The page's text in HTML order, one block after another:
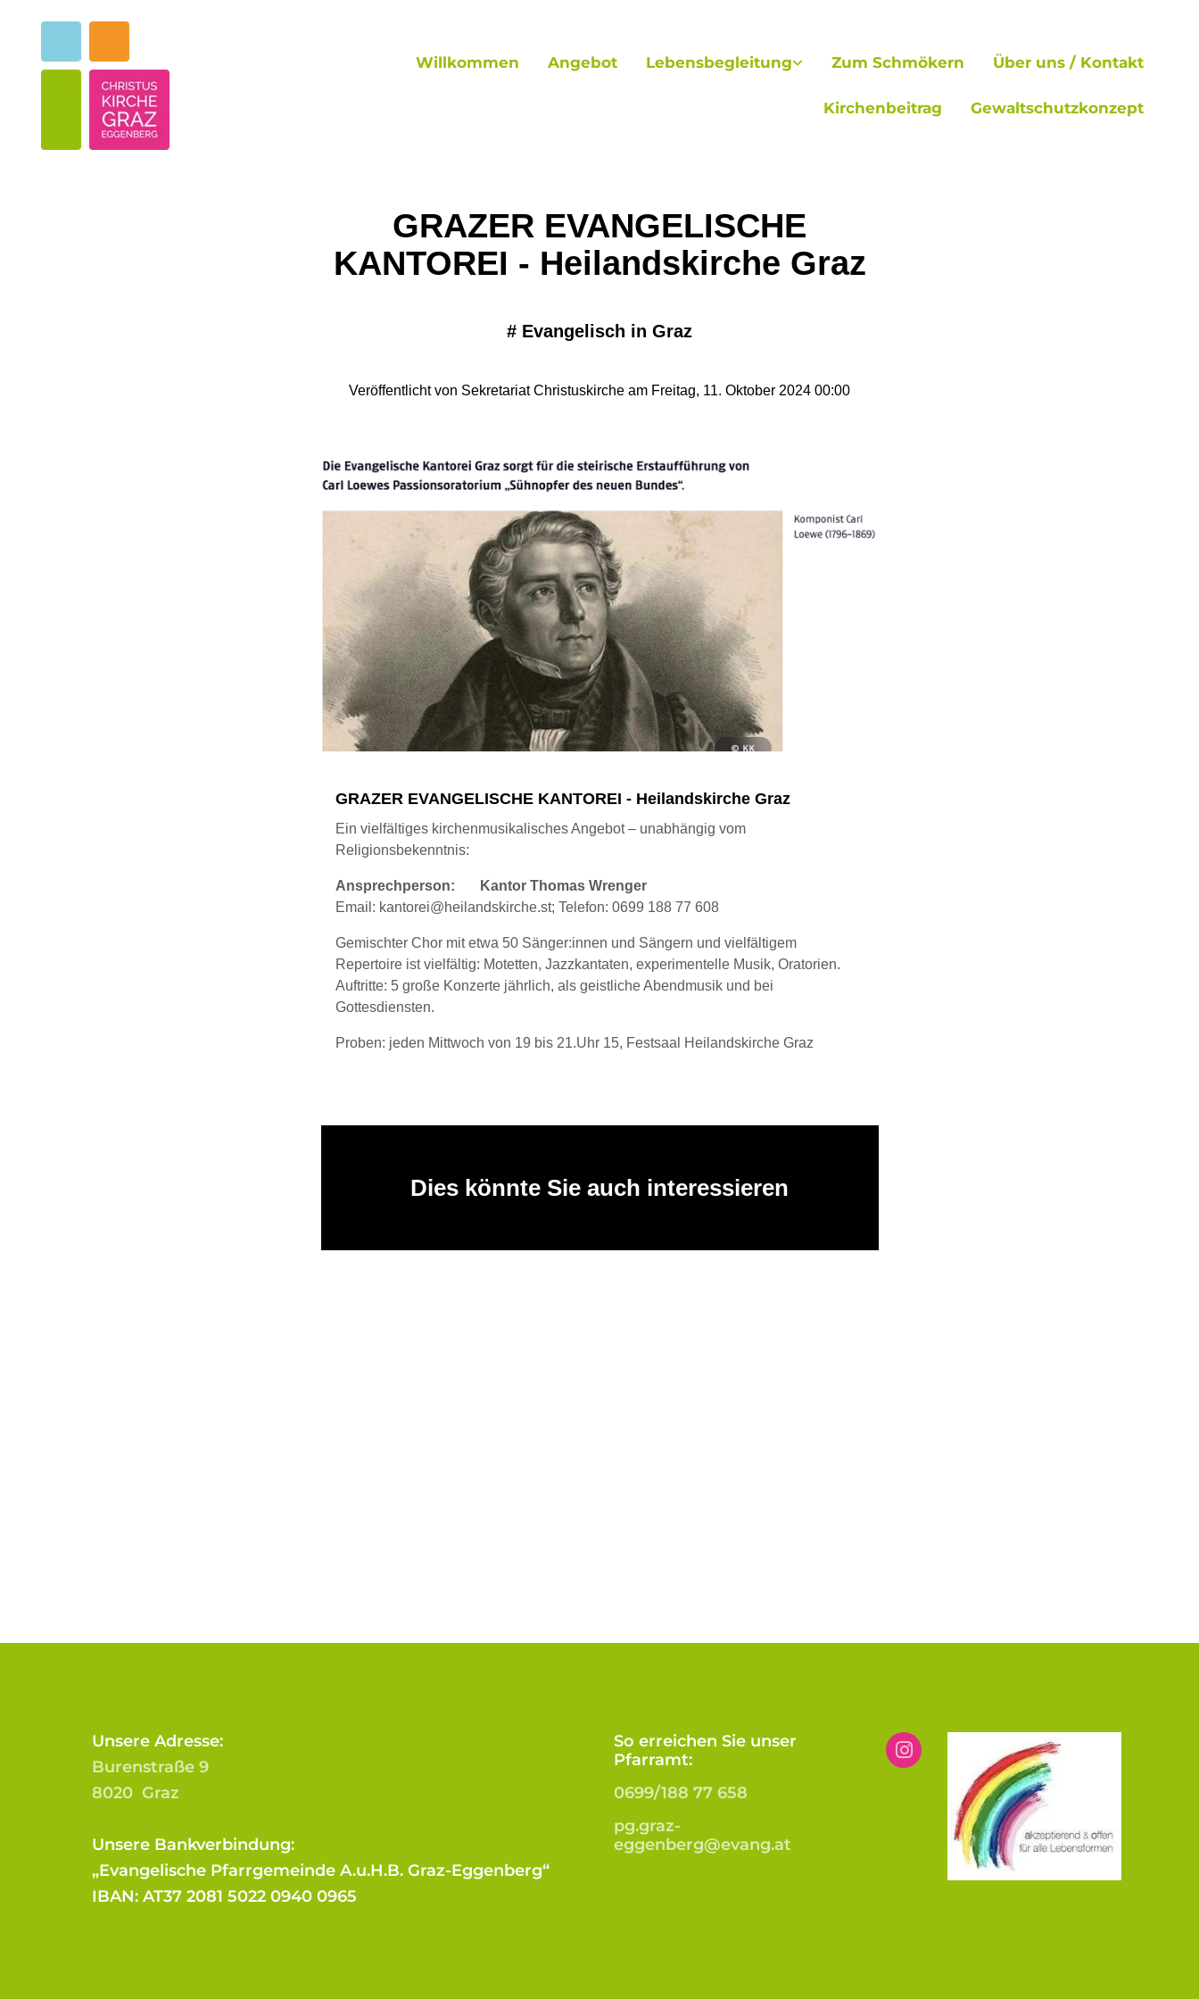
Willkommen Angebot Lebensbegleitung Zum Schmökern Über uns / Kontakt
Kirchenbeitrag Gewaltschutzkonzept
GRAZER EVANGELISCHE
KANTOREI - Heilandskirche Graz
# Evangelisch in Graz
Veröffentlicht von Sekretariat Christuskirche am Freitag, 11. Oktober 2024 00:00
GRAZER EVANGELISCHE KANTOREI - Heilandskirche Graz
Ein vielfältiges kirchenmusikalisches Angebot – unabhängig vom
Religionsbekenntnis:
Ansprechperson: Kantor Thomas Wrenger
Email: kantorei@heilandskirche.st; Telefon: 0699 188 77 608
Gemischter Chor mit etwa 50 Sänger:innen und Sängern und vielfältigem
Repertoire ist vielfältig: Motetten, Jazzkantaten, experimentelle Musik, Oratorien.
Auftritte: 5 große Konzerte jährlich, als geistliche Abendmusik und bei
Gottesdiensten.
Proben: jeden Mittwoch von 19 bis 21.Uhr 15, Festsaal Heilandskirche Graz
Dies könnte Sie auch interessieren
Unsere Adresse:
Burenstraße 9
8020 Graz
Unsere Bankverbindung:
„Evangelische Pfarrgemeinde A.u.H.B. Graz-Eggenberg“
IBAN: AT37 2081 5022 0940 0965
So erreichen Sie unser
Pfarramt:
0699/188 77 658
pg.graz-
eggenberg@evang.at